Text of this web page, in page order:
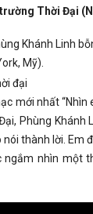
Thời Đại
Khánh Linh
Mỹ).
mới nhất “Nhìn
Phùng Khánh
thành lời. Em
nhìn một